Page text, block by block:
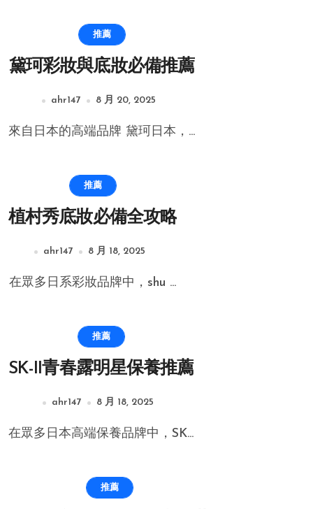
推薦
黛珂彩妝與底妝必備推薦
ahr147 8 月 20, 2025
來自日本的高端品牌 黛珂日本，...
推薦
植村秀底妝必備全攻略
ahr147 8 月 18, 2025
在眾多日系彩妝品牌中，shu ...
推薦
SK-II青春露明星保養推薦
ahr147 8 月 18, 2025
在眾多日本高端保養品牌中，SK...
推薦